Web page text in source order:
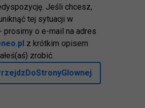
Jeśli chcesz,
tej sytuacji w
prosimy o e-mail na adres
z krótkim opisem
zrobić.